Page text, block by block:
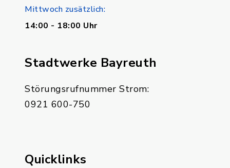
Mittwoch zusätzlich:
14:00 - 18:00 Uhr
Stadtwerke Bayreuth
Störungsrufnummer Strom:
0921 600-750
Quicklinks